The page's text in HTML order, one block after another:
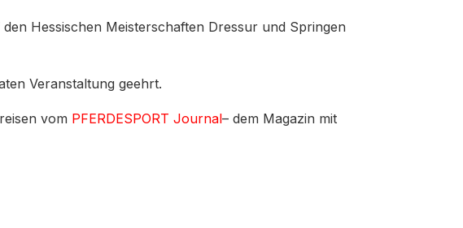
Hessischen Meisterschaften Dressur und Springen
Veranstaltung geehrt.
vom PFERDESPORT Journal– dem Magazin mit